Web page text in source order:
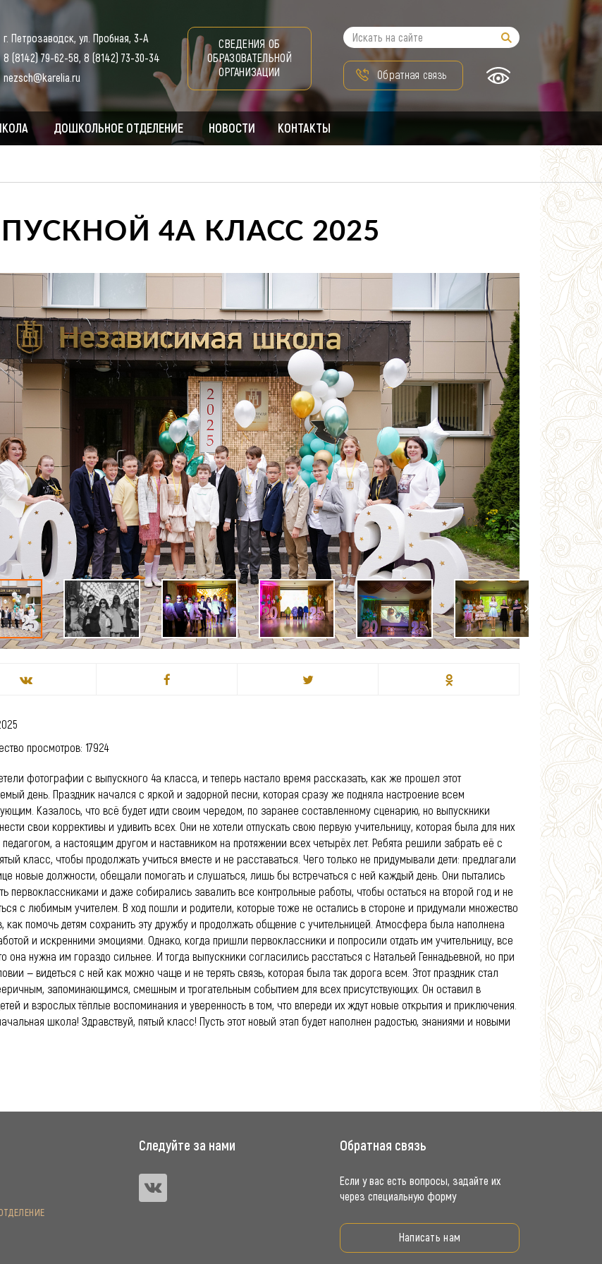
г. Петрозаводск, ул. Пробная, 3-А
8 (8142) 79-62-58, 8 (8142) 73-30-34
nezsch@karelia.ru
СВЕДЕНИЯ ОБ
ОБРАЗОВАТЕЛЬНОЙ
ОРГАНИЗАЦИИ
Обратная связь
ДОШКОЛЬНОЕ ОТДЕЛЕНИЕ НОВОСТИ КОНТАКТЫ
4А КЛАСС 2025
просмотров: 17924
фотографии с выпускного 4а класса, и теперь настало время рассказать, как же прошел этот
день. Праздник начался с яркой и задорной песни, которая сразу же подняла настроение всем
Казалось, что всё будет идти своим чередом, по заранее составленному сценарию, но выпускники
свои коррективы и удивить всех. Они не хотели отпускать свою первую учительницу, которая была для них
педагогом, а настоящим другом и наставником на протяжении всех четырёх лет. Ребята решили забрать её с
класс, чтобы продолжать учиться вместе и не расставаться. Чего только не придумывали дети: предлагали
новые должности, обещали помогать и слушаться, лишь бы встречаться с ней каждый день. Они пытались
первоклассниками и даже собирались завалить все контрольные работы, чтобы остаться на второй год и не
с любимым учителем. В ход пошли и родители, которые тоже не остались в стороне и придумали множество
как помочь детям сохранить эту дружбу и продолжать общение с учительницей. Атмосфера была наполнена
и искренними эмоциями. Однако, когда пришли первоклассники и попросили отдать им учительницу, все
она нужна им гораздо сильнее. И тогда выпускники согласились расстаться с Натальей Геннадьевной, но при
— видеться с ней как можно чаще и не терять связь, которая была так дорога всем. Этот праздник стал
запоминающимся, смешным и трогательным событием для всех присутствующих. Он оставил в
и взрослых тёплые воспоминания и уверенность в том, что впереди их ждут новые открытия и приключения.
школа! Здравствуй, пятый класс! Пусть этот новый этап будет наполнен радостью, знаниями и новыми
Следуйте за нами Обратная связь
Если у вас есть вопросы, задайте их
через специальную форму
Написать нам